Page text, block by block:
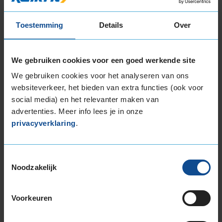
Toestemming Details Over
We gebruiken cookies voor een goed werkende site
We gebruiken cookies voor het analyseren van ons
websiteverkeer, het bieden van extra functies (ook voor
social media) en het relevanter maken van
advertenties. Meer info lees je in onze
privacyverklaring.
Noodzakelijk
Voorkeuren
Bandenmontagepakketten
bandenmaat omvang (inch)